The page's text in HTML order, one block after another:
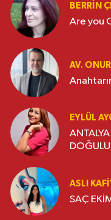
BERRIN
Are you
AV.
EYLÜL
DOĞULU
ASLI
SAÇ